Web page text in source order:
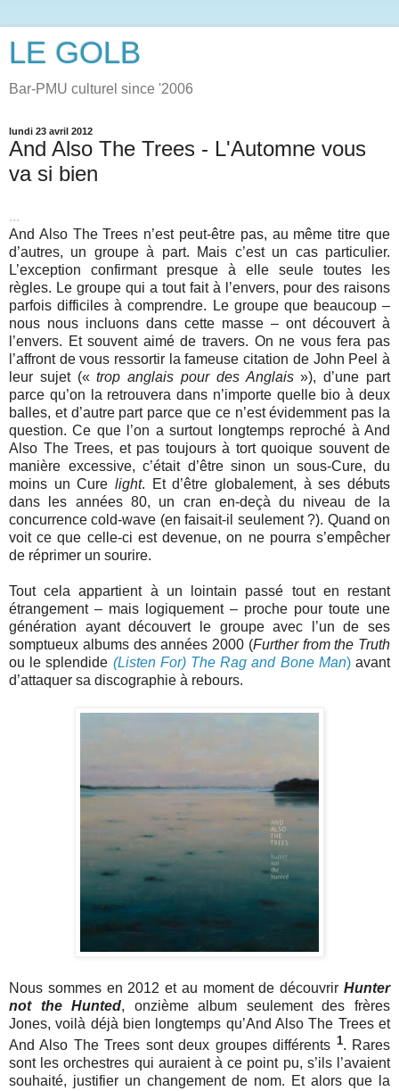
LE GOLB
Bar-PMU culturel since '2006
lundi 23 avril 2012
And Also The Trees - L'Automne vous
va si bien
...
And Also The Trees n’est peut-être pas, au même titre que
d’autres, un groupe à part. Mais c’est un cas particulier.
L’exception confirmant presque à elle seule toutes les
règles. Le groupe qui a tout fait à l’envers, pour des raisons
parfois difficiles à comprendre. Le groupe que beaucoup –
nous nous incluons dans cette masse – ont découvert à
l’envers. Et souvent aimé de travers. On ne vous fera pas
l’affront de vous ressortir la fameuse citation de John Peel à
leur sujet («trop anglais pour des Anglais»), d’une part
parce qu’on la retrouvera dans n’importe quelle bio à deux
balles, et d’autre part parce que ce n’est évidemment pas la
question. Ce que l’on a surtout longtemps reproché à And
Also The Trees, et pas toujours à tort quoique souvent de
manière excessive, c’était d’être sinon un sous-Cure, du
moins un Cure light. Et d’être globalement, à ses débuts
dans les années 80, un cran en-deçà du niveau de la
concurrence cold-wave (en faisait-il seulement ?). Quand on
voit ce que celle-ci est devenue, on ne pourra s’empêcher
de réprimer un sourire.
Tout cela appartient à un lointain passé tout en restant
étrangement – mais logiquement – proche pour toute une
génération ayant découvert le groupe avec l’un de ses
somptueux albums des années 2000 (Further from the Truth
ou le splendide (Listen For) The Rag and Bone Man)avant
d’attaquer sa discographie à rebours.
Nous sommes en 2012 et au moment de découvrir Hunter
not the Hunted, onzième album seulement des frères
Jones, voilà déjà bien longtemps qu’And Also The Trees et
And Also The Trees sont deux groupes différents 1. Rares
sont les orchestres qui auraient à ce point pu, s’ils l’avaient
souhaité, justifier un changement de nom. Et alors que la